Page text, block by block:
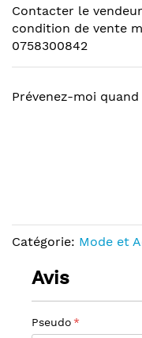
of
the
images
Contacter le
condition de vente
0758300842
Prévenez-moi
Catégorie: Mode et
Avis
Pseudo